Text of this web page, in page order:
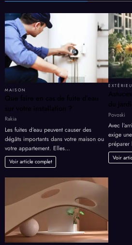
MAISON
Que faire en cas de fuite d’eau
sur votre installation ?
Rakia
Les fuites d’eau peuvent causer des
dégâts importants dans votre maison ou
votre appartement. Elles…
Voir article complet
du
Povoski
Avec
exige
Voir